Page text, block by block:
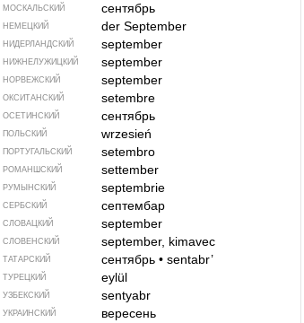
МОСКАЛЬСКИЙ сентябрь
НЕМЕЦКИЙ der September
НИДЕРЛАНДСКИЙ september
НИЖНЕЛУЖИЦКИЙ september
НОРВЕЖСКИЙ september
ОКСИТАНСКИЙ setembre
ОСЕТИНСКИЙ сентябрь
ПОЛЬСКИЙ wrzesień
ПОРТУГАЛЬСКИЙ setembro
РОМАНШСКИЙ settember
РУМЫНСКИЙ septembrie
СЕРБСКИЙ септембар
СЛОВАЦКИЙ september
СЛОВЕНСКИЙ september, kimavec
ТАТАРСКИЙ сентябрь • sentabr’
ТУРЕЦКИЙ eylül
УЗБЕКСКИЙ sentyabr
УКРАИНСКИЙ вересень